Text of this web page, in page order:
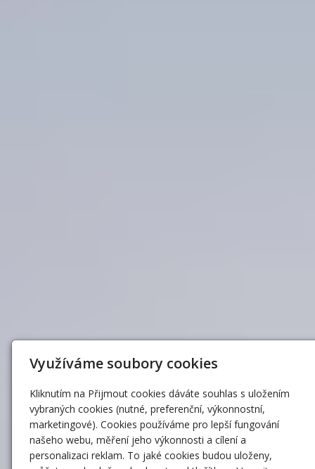
Využíváme soubory cookies
Kliknutím na Přijmout cookies dáváte souhlas s uložením
vybraných cookies (nutné, preferenční, výkonnostní,
marketingové). Cookies používáme pro lepší fungování
našeho webu, měření jeho výkonnosti a cílení a
personalizaci reklam. To jaké cookies budou uloženy,